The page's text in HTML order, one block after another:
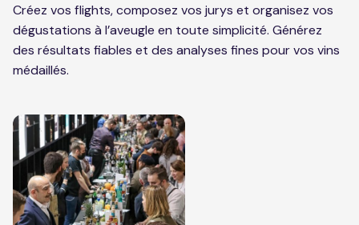
Créez vos flights, composez vos jurys et organisez vos
dégustations à l’aveugle en toute simplicité. Générez
des résultats fiables et des analyses fines pour vos vins
médaillés.